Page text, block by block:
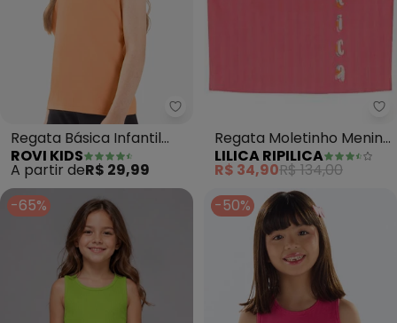
Rovi Kids - Regata Básica
Regata Básica Infantil
Feminina (Laranja)
ROVI KIDS
A partir deR$ 29,99
Regata Moletinho Menina
(Rosa)
LILICA RIPILICA
R$ 34,90R$ 134,00
-65%
-50%